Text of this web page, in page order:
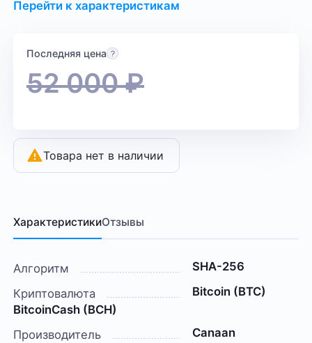
Перейти к характеристикам
Последняя цена
52 000₽
Товара нет в наличии
ХарактеристикиОтзывы
Алгоритм
SHA-256
Криптовалюта
Bitcoin (BTC)
BitcoinCash (BCH)
Производитель
Canaan